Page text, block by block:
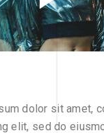
dolor sit amet,
elit, sed do